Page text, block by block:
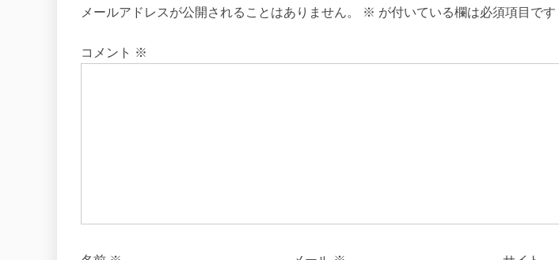
k
t
ビ
ゲ
ン
メールアドレスが公開されることはありません。 ※ が付いている欄は必須項目です
コメント ※